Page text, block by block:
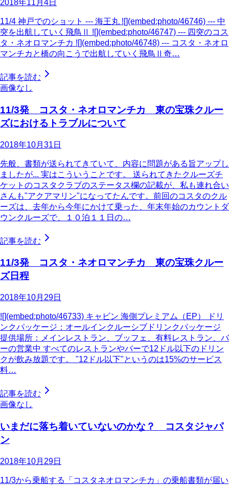
2018年11月4日
11/4 神戸でのショット --- 海王丸 ![](embed:photo/46746) --- 中
突を出航していく飛鳥Ⅱ ![](embed:photo/46747) --- 四突のコス
タ・ネオロマンチカ ![](embed:photo/46748) --- コスタ・ネオロ
マンチカと橋の向こうで出航していく飛鳥Ⅱ奇…
記事を読む
画像なし
11/3発 コスタ・ネオロマンチカ 東の宝珠クルー
ズにおけるトラブルについて
2018年10月31日
先般、書類が送られてきていて、内容に問題がある旨アップし
ましたが... 実はこういうことです。 送られてきたクルーズチ
ケットのコスタクラブのステータス欄の記載が、私も連れ合い
さんも"アクアマリン"になってたんです。前回のコスタのクル
ーズは、去年から今年にかけて乗った、年末年始のカウントダ
ウンクルーズで、１０泊１１日の…
記事を読む
11/3発 コスタ・ネオロマンチカ 東の宝珠クルー
ズ日程
2018年10月29日
![](embed:photo/46733) キャビン 海側プレミアム（EP） ドリ
ンクパッケージ：オールインクルーシブドリンクパッケージ
提供場所：メインレストラン、ブッフェ、有料レストラン、バ
ーの営業中 すべてのレストランやバーで12ドル以下のドリン
クが飲み放題です。 "12ドル以下"というのは15%のサービス
料…
記事を読む
画像なし
いまだに落ち着いていないのかな？ コスタジャパ
ン
2018年10月29日
11/3から乗船する「コスタネオロマンチカ」の乗船書類が届い